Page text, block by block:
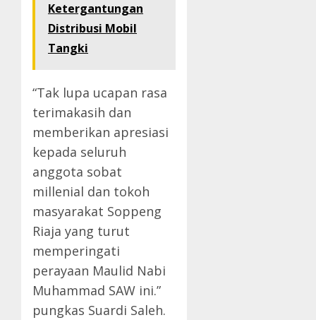
Ketergantungan
Distribusi Mobil
Tangki
“Tak lupa ucapan rasa
terimakasih dan
memberikan apresiasi
kepada seluruh
anggota sobat
millenial dan tokoh
masyarakat Soppeng
Riaja yang turut
memperingati
perayaan Maulid Nabi
Muhammad SAW ini.”
pungkas Suardi Saleh.